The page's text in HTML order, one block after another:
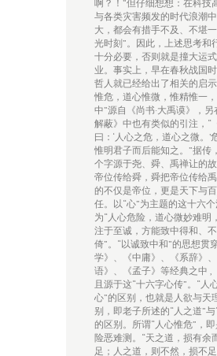
啊？！”但仔细想想：在科技
与各类灾害频发的时代浪潮
大，都会有措手不及、不堪
光时刻”。因此，上述思考和
十分必要，否则就是撞大运
业。事实上，早在春秋战国
哲人就已经给出了相关的启
惟危，道心惟微，惟精惟一
中”源自《尚书·大禹谟》，另
解蔽》中也有类似的引注，“
曰：‘人心之危，道心之微。’
惟明君子而后能知之。”据传
个字源于尧、舜、禹禅让的
帝位传给舜，舜把帝位传给
的不仅是帝位，更是天下与
任。以“心”为主题的这十六
为“人心危险，道心微妙难明
注于至诚，方能致中得和、
倚”。“以诚致中和”的思想贯
学》、《中庸》、《系辞》
语》、《孟子》等经典之中 ,
且源于这“十六字心传”。“人
心”的区别，也就是人欲与天
别，即老子所述的“人之道”与
的区别。所谓“人心惟危”，
险恶难测。“天之道，损有余
足；人之道，则不然，损不